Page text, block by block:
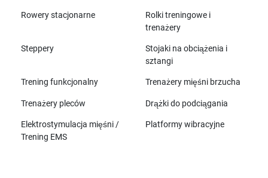
Rowery stacjonarne
Rolki treningowe i
trenażery
Steppery
Stojaki na obciążenia i
sztangi
Trening funkcjonalny Trenażery mięśni brzucha
Trenażery pleców Drążki do podciągania
Elektrostymulacja mięśni /
Trening EMS
Platformy wibracyjne